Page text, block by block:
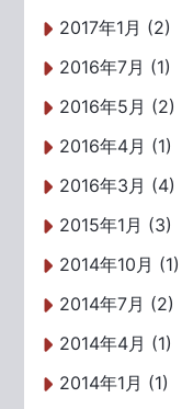
2017年1月 (2)
2016年7月 (1)
2016年5月 (2)
2016年4月 (1)
2016年3月 (4)
2015年1月 (3)
2014年10月 (1)
2014年7月 (2)
2014年4月 (1)
2014年1月 (1)